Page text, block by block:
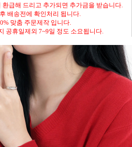
급해 드리고 추가되면 추가금을 받습니다.
배송전에 확인처리 됩니다.
맞춤 주문제작 입니다.
공휴일제외 7~9일 정도 소요됩니다.